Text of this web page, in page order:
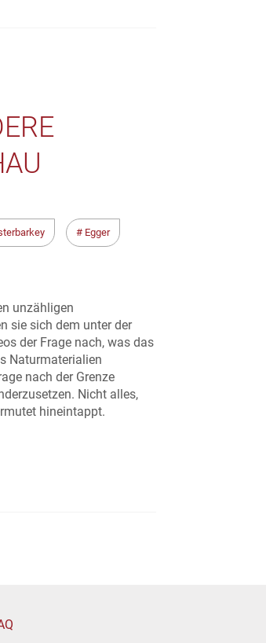
Egger
unzähligen
sie sich dem unter der
der Frage nach, was das
Naturmaterialien
nach der Grenze
Nicht alles,
hineintappt.